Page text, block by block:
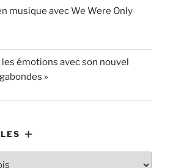
musique avec We Were Only
émotions avec son nouvel
»